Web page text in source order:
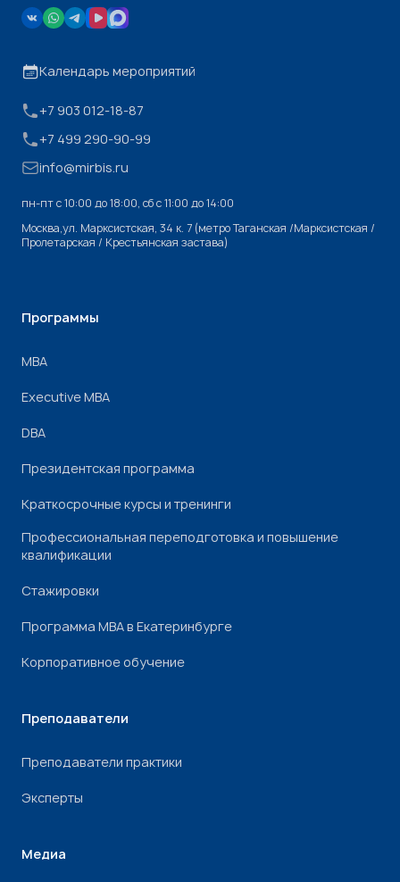
Календарь мероприятий
+7 903 012-18-87
+7 499 290-90-99
info@mirbis.ru
пн-пт с 10:00 до 18:00, cб с 11:00 до 14:00
Москва,ул. Марксистская, 34 к. 7 (метро Таганская /Марксистская /
Пролетарская / Крестьянская застава)
Программы
МВА
Executive MBA
DBA
Президентская программа
Краткосрочные курсы и тренинги
Профессиональная переподготовка и повышение
квалификации
Стажировки
Программа МВА в Екатеринбурге
Корпоративное обучение
Преподаватели
Преподаватели практики
Эксперты
Медиа